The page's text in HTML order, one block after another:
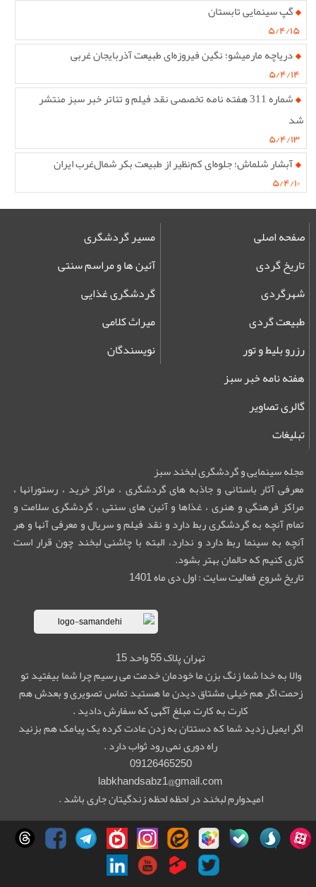
گپ سینمایی تابستان
۵/۴/۱۵
دریاچه مارمیشو؛ نگین فیروزه‌ای طبیعت آذربایجان غربی
۵/۴/۱۴
شماره 311 هفته نامه تخصصی نقد فیلم و تئاتر خبر سبز منتشر
شد
۵/۴/۱۳
آبشار شلماش؛ جلوه‌ای کم‌نظیر از طبیعت بکر شمال‌غرب ایران
۵/۴/۱۰
صفحه اصلی
تاریخ گردی
شهرگردی
طبیعت گردی
مسیر گردشگری
آئین ها و مراسم سنتی
گردشگری غذایی
میراث کلامی
رزرو بلیط و تور
هفته نامه خبر سبز
گالری تصاویر
تبلیغات
نویسندگان
مجله سینمایی و گردشگری لبخند سبز
معرفی آثار باستانی و جاذبه های گردشگری ، مراکز خرید ، رستورانها ،
مراکز فرهنگی و هنری ، غذاها و آئین های سنتی ، گردشگری سلامت و
تمام آنچه به گردشگری ربط دارد و نقد فیلم و سریال و معرفی آنها و هر
آنچه به سینما ربط دارد و ندارد، البته با چاشنی لبخند چون قرار است
کاری کنیم که حالمان بهتر بشود.
تاریخ شروع فعالیت سایت : اول دی ماه 1401
تهران پلاک 55 واحد 15
والا به خدا شما زنگ بزن ما خودمان خدمت می رسیم چرا شما بیفتید تو
زحمت اگر هم خیلی مشتاق دیدن ما هستید تماس تصویری و بعدش هم
کارت به کارت مبلغ آگهی که سفارش دادید .
اگر ایمیل زدید شما که دستتان به زدن عادت کرده یک پیامک هم بزنید
راه دوری نمی رود ثواب دارد .
09126465250
labkhandsabz1@gmail.com
امیدوارم لبخند در لحظه لحظه زندگیتان جاری باشد .